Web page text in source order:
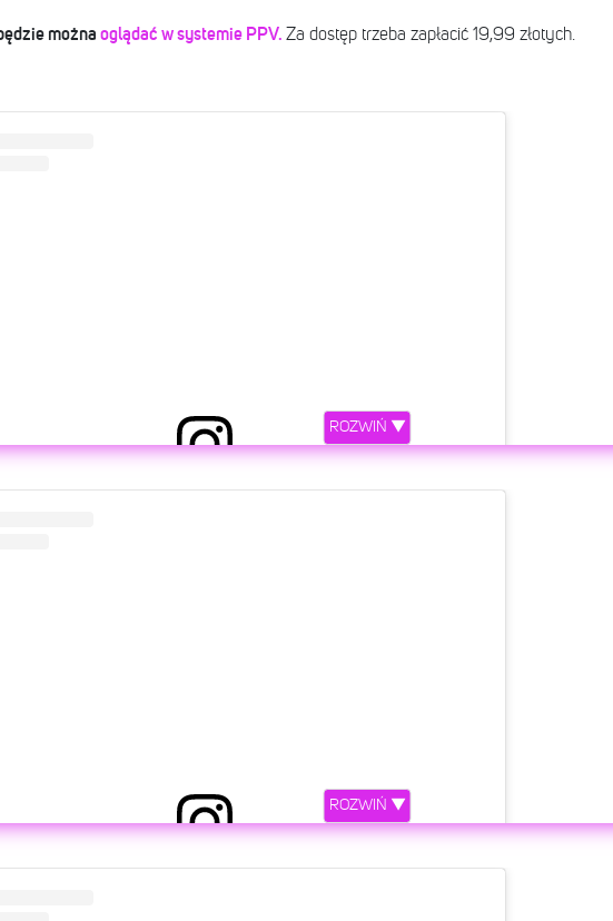
można oglądać w systemie PPV. Za dostęp trzeba zapłacić 19,99 złotych.
udostępniony przez Dominika Tajner (@dominika_tajner)
ROZWIŃ ▼
ROZWIŃ ▼